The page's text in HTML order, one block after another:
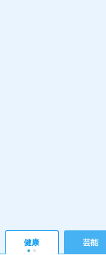
健康 芸能